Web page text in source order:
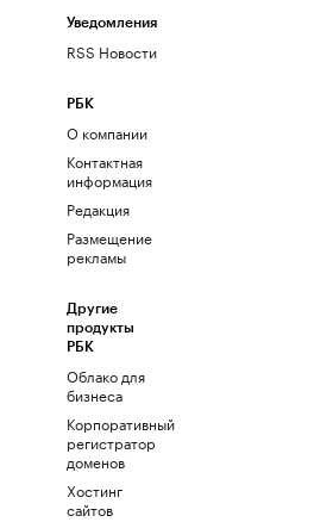
Уведомления
RSS Новости
РБК
О компании
Контактная
информация
Редакция
Размещение
рекламы
Другие
продукты
РБК
Облако для
бизнеса
Корпоративный
регистратор
доменов
Хостинг
сайтов